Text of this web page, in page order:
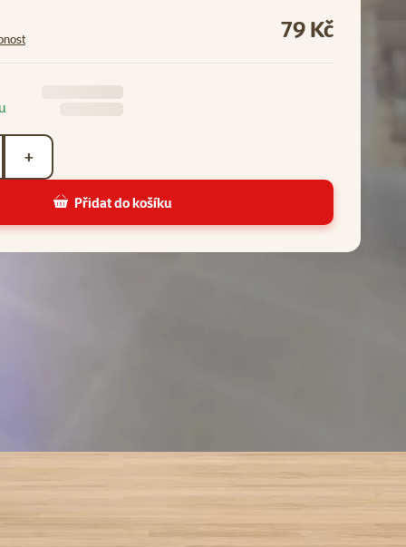
79 Kč
+
Přidat do košíku